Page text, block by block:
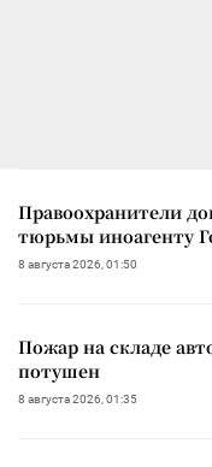
Правоохранители
тюрьмы иноагенту
8 августа 2026, 01:50
Пожар на складе
потушен
8 августа 2026, 01:35